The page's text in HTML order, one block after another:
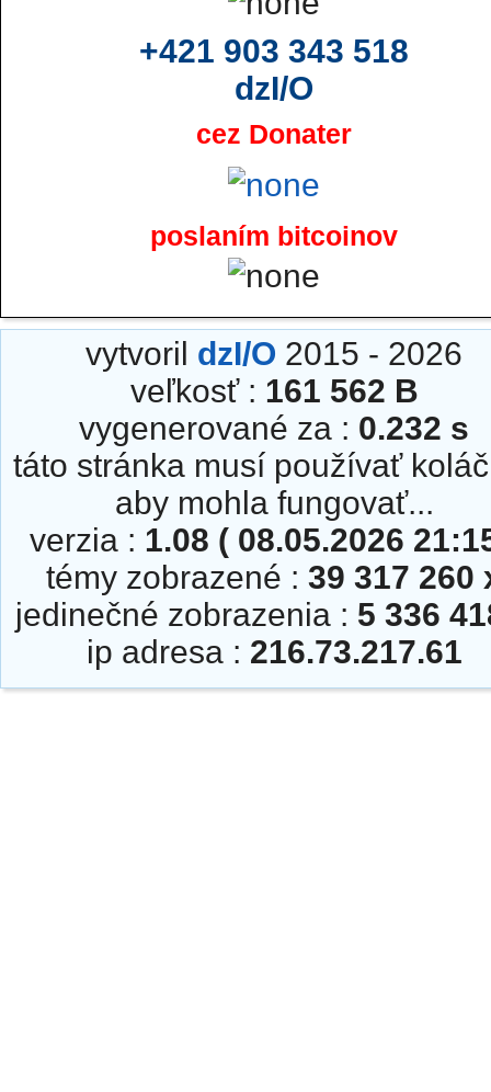
+421 903 343 518
dzI/O
cez Donater
poslaním bitcoinov
vytvoril dzI/O 2015 - 2026
veľkosť : 161 562 B
vygenerované za : 0.232 s
táto stránka musí používať
aby mohla fungovať...
verzia : 1.08 ( 08.05.2026
témy zobrazené : 39 317 260
jedinečné zobrazenia : 5 336
ip adresa : 216.73.217.61